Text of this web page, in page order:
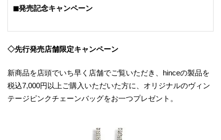
◼発売記念キャンペーン
◇先行発売店舗限定キャンペーン
新商品を店頭でいち早く店舗でご覧いただき、hinceの製品を
税込7,000円以上ご購入いただいた方に、オリジナルのヴィン
テージピンクチェーンバッグをお一つプレゼント。